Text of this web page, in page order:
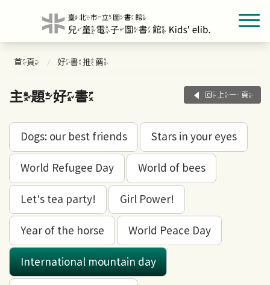
首頁 好書推薦
主題好書 回上一頁
Dogs: our best friends Stars in your eyes
World Refugee Day World of bees
Let's tea party! Girl Power!
Year of the horse World Peace Day
International mountain day